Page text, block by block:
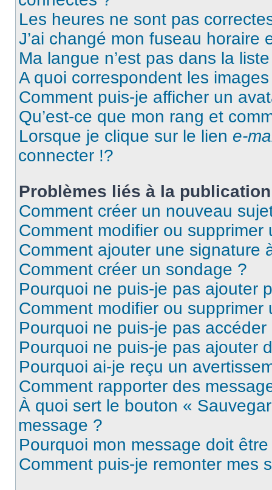
Les heures ne sont pas
J’ai changé mon fuseau horaire
Ma langue n’est pas dans la
A quoi correspondent les
Comment puis-je afficher un
Qu’est-ce que mon rang et
Lorsque je clique sur le lien e-
connecter !?
Problèmes liés à la
Comment créer un nouveau
Comment modifier ou supprimer
Comment ajouter une signature
Comment créer un sondage ?
Pourquoi ne puis-je pas ajouter
Comment modifier ou supprimer
Pourquoi ne puis-je pas
Pourquoi ne puis-je pas ajouter
Pourquoi ai-je reçu un
Comment rapporter des
À quoi sert le bouton «
message ?
Pourquoi mon message doit
Comment puis-je remonter mes